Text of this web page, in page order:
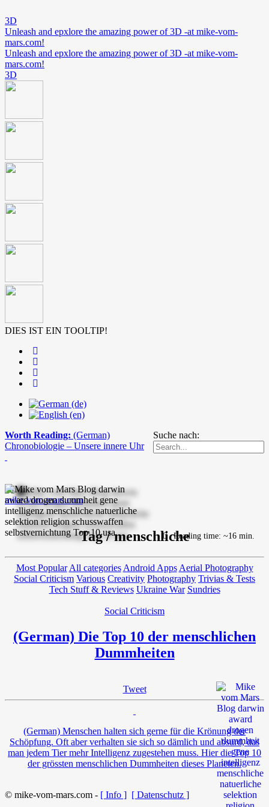
3D
Unleash and epxlore the amazing power of 3D -at mike-vom-
mars.com!
Unleash and epxlore the amazing power of 3D -at mike-vom-
mars.com!
3D
DIES IST EIN TOOLTIP!
Suche nach:
Worth Reading: (German)
Chronobiologie – Unsere innere Uhr
mike-vom-mars.com
Tag / menschliche
Most Popular All categories Android Apps Aerial Photography
Social Criticism Various Creativity Photography Trivias & Tests
Tech Stuff & Reviews Ukraine War Sundries
Social Criticism
(German) Die Top 10 der menschlichen
Dummheiten
Tweet
Reading time: ~16 min.
(German) Menschen halten sich gerne für die Krönung der
Schöpfung. Oft aber verhalten sie sich so dämlich und absurd, das
man jedem Tier mehr Intelligenz zugestehen muss. Hier die Top 10
der grössten menschlichen Dummheiten dieses Planeten.
© mike-vom-mars.com - [ Info ] [ Datenschutz ]